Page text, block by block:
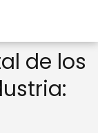
de los